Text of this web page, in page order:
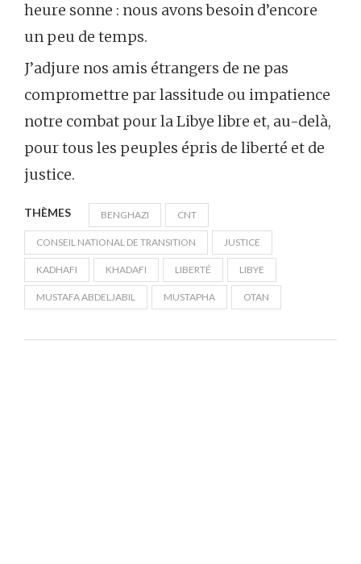
heure sonne : nous avons besoin d’encore
un peu de temps.
J’adjure nos amis étrangers de ne pas
compromettre par lassitude ou impatience
notre combat pour la Libye libre et, au-delà,
pour tous les peuples épris de liberté et de
justice.
THÈMES BENGHAZI CNT
CONSEIL NATIONAL DE TRANSITION JUSTICE
KADHAFI KHADAFI LIBERTÉ LIBYE
MUSTAFA ABDELJABIL MUSTAPHA OTAN